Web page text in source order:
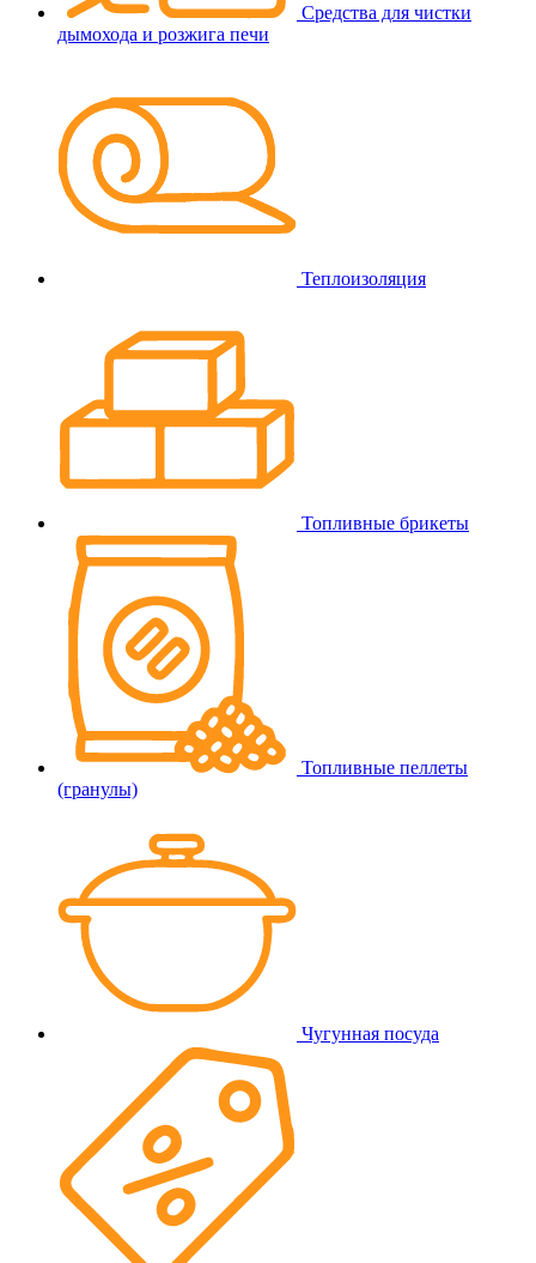
Средства для чистки
дымохода и розжига печи
Теплоизоляция
Топливные брикеты
Топливные пеллеты
(гранулы)
Чугунная посуда